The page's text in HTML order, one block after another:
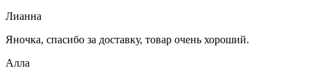
Лианна
Яночка, спасибо за доставку, товар очень хороший.
Алла